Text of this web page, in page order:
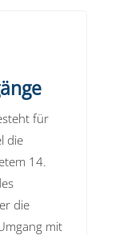
für
die
14.
die
mit